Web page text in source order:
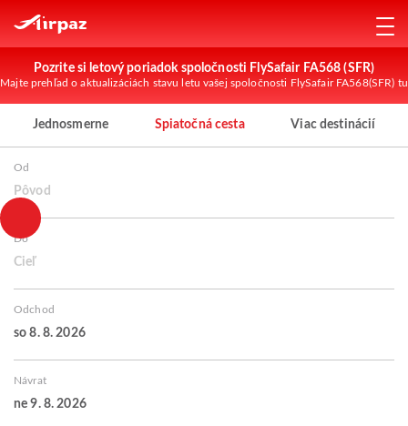
Pozrite si letový poriadok spoločnosti FlySafair FA568 (SFR)
Majte prehľad o aktualizáciách stavu letu vašej spoločnosti FlySafair FA568(SFR) tu
Jednosmerne Spiatočná cesta Viac destinácií
Od
Pôvod
Do
Cieľ
Odchod
so 8. 8. 2026
Návrat
ne 9. 8. 2026